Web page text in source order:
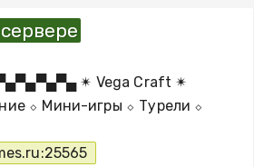
✴ Vega Craft ✴
⬦ Мини-игры ⬦ Турели ⬦